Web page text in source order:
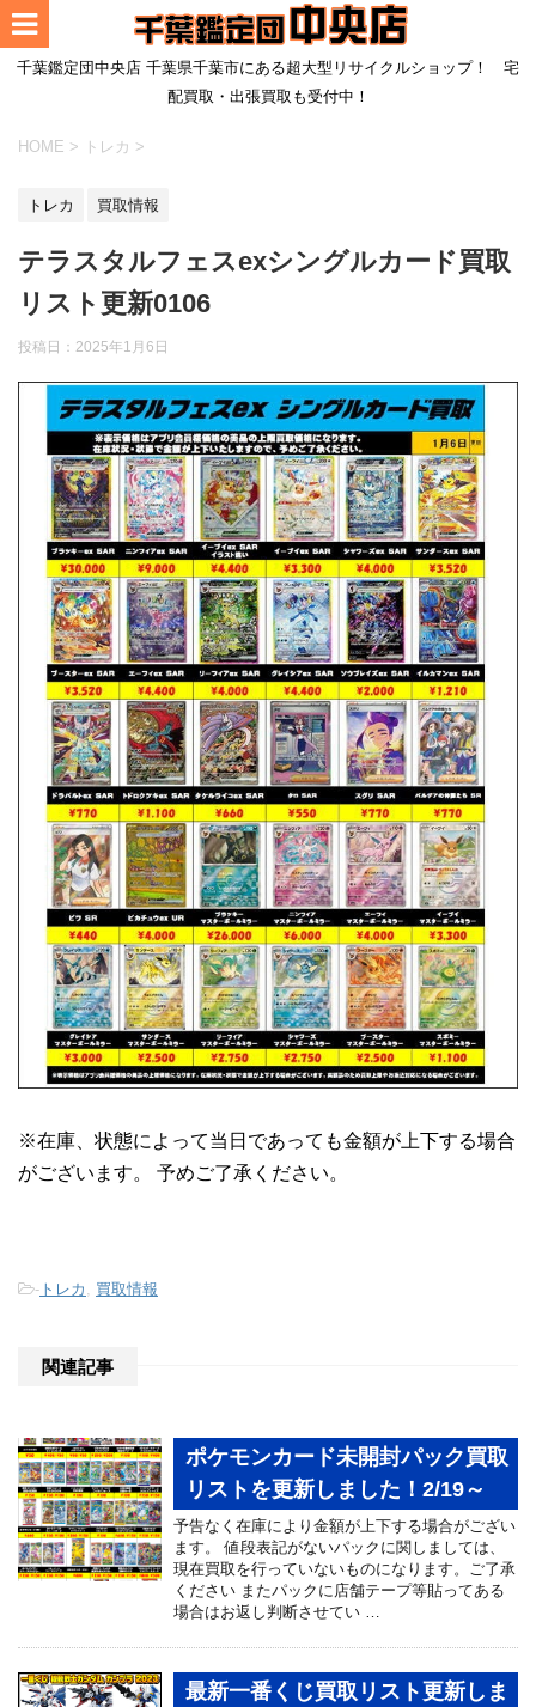
千葉鑑定団中央店 千葉県千葉市にある超大型リサイクルショップ！ 宅
配買取・出張買取も受付中！
HOME > トレカ >
トレカ 買取情報
テラスタルフェスexシングルカード買取
リスト更新0106
投稿日： 2025年1月6日
※在庫、状態によって当日であっても金額が上下する場合
がございます。 予めご了承ください。
- トレカ , 買取情報
関連記事
ポケモンカード未開封パック買取
リストを更新しました！2/19～
予告なく在庫により金額が上下する場合がござい
ます。 値段表記がないパックに関しましては、
現在買取を行っていないものになります。ご了承
ください またパックに店舗テープ等貼ってある
場合はお返し判断させてい …
最新一番くじ買取リスト更新しま